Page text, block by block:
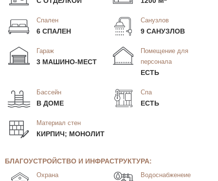
Спален
6 СПАЛЕН
Санузлов
9 САНУЗЛОВ
Гараж
3 МАШИНО-МЕСТ
Помещение для
персонала
ЕСТЬ
Бассейн
В ДОМЕ
Спа
ЕСТЬ
Материал стен
КИРПИЧ; МОНОЛИТ
БЛАГОУСТРОЙСТВО И ИНФРАСТРУКТУРА:
Охрана Водоснабженеие